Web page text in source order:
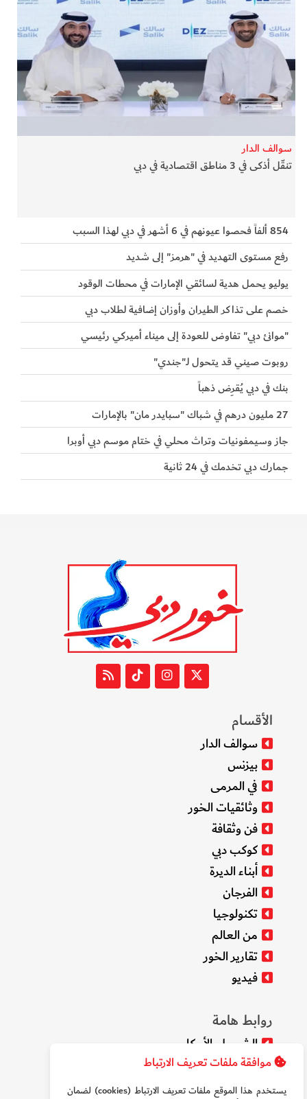
سوالف الدار
تنقّل أذكى في 3 مناطق اقتصادية في دبي
854 ألفاً فحصوا عيونهم في 6 أشهر في دبي لهذا السبب
رفع مستوى التهديد في "هرمز" إلى شديد
يوليو يحمل هدية لسائقي الإمارات في محطات الوقود
خصم على تذاكر الطيران وأوزان إضافية لطلاب دبي
"موانئ دبي" تفاوض للعودة إلى ميناء أميركي رئيسي
روبوت صيني قد يتحول لـ"جندي"
بنك في دبي يُقرِض ذهباً
27 مليون درهم في شباك "سبايدر مان" بالإمارات
جاز وسيمفونيات وتراث محلي في ختام موسم دبي أوبرا
جمارك دبي تخدمك في 24 ثانية
موافقة ملفات تعريف الارتباط
يستخدم هذا الموقع ملفات تعريف الارتباط (cookies) لضمان
الأقسام
سوالف الدار
بيزنس
في المرمى
وثائقيات الخور
فن وثقافة
كوكب دبي
أبناء الديرة
الفرجان
تكنولوجيا
من العالم
تقارير الخور
فيديو
روابط هامة
الشروط والأحكام
سياسة الخصوصية
من نحن